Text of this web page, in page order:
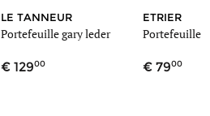
LE TANNEUR
Portefeuille gary leder
12900
ETRIER
Portefeuille
7900